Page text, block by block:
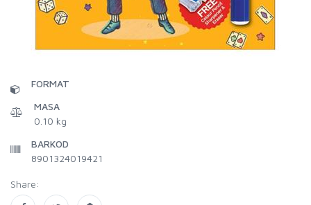
FORMAT
MASA
0.10 kg
BARKOD
8901324019421
Share: